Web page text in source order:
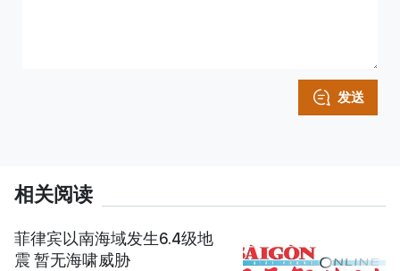
发送
相关阅读
菲律宾以南海域发生6.4级地
震 暂无海啸威胁